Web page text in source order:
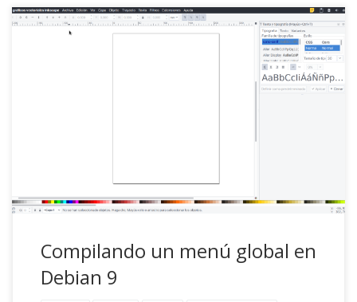
Dada mi casi insana obsesión por aprovechar al máximo
los cada vez más reducidos píxeles verticales de mi
Compilando un menú global en
Debian 9